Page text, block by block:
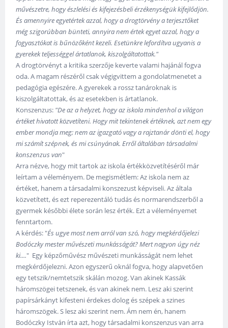
művészetre, hogy észlelési és kifejezésbeli érzékenységük kifejlődjön.
És amennyire egyetértek azzal, hogy a drogtörvény a terjesztőket
még szigorúbban bünteti, annyira nem értek egyet azzal, hogy a
fogyasztókat is bűnözőként kezeli. Esetünkre lefordítva ugyanis a
gyerekek teljességgel ártatlanok, kiszolgáltatottak."
A drogtörvényt a kritika szerzője keverte valami hajánál fogva
oda. A magam részéről csak végigvittem a gondolatmenetet a
pedagógia egészére. A gyerekek a rossz tanároknak is
kiszolgáltatottak, és az esetekben is ártatlanok.
Konszenzus: "De az a helyzet, hogy az iskola mindenhol a világon
értéket hivatott közvetíteni. Hogy mit tekintenek értéknek, azt nem egy
ember mondja meg; nem az igazgató vagy a rajztanár dönti el, hogy
mi számít szépnek, és mi csúnyának. Erről általában társadalmi
konszenzus van"
Arra nézve, hogy mit tartok az iskola értékközvetítéséről már
leírtam a véleményem. De megismétlem: Az iskola nem az
értéket, hanem a társadalmi konszezust képviseli. Az általa
közvetített, és ezt reperezentáló tudás és normarendszerből a
gyermek későbbi élete során lesz érték. Ezt a véleményemet
fenntartom.
A kérdés: "És ugye most nem arról van szó, hogy megkérdőjelezi
Bodóczky mester művészeti munkásságát? Mert nagyon úgy néz
ki...." Egy képzőművész művészeti munkásságát nem lehet
megkérdőjelezni. Azon egyszerű oknál fogva, hogy alapvetően
egy tetszik/nemtetszik skálán mozog. Van akinek Kassák
háromszögei tetszenek, és van akinek nem. Lesz aki szerint
papírsárkányt kifesteni érdekes dolog és szépek a szines
háromszögek. S lesz aki szerint nem. Ám nem én, hanem
Bodóczky István írta azt, hogy társadalmi konszenzus van arra